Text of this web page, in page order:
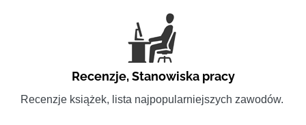
Recenzje,Stanowiska pracy
Recenzje książek, lista najpopularniejszych zawodów.